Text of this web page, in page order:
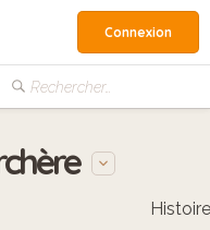
Rechercher…
Connexion
Histoire